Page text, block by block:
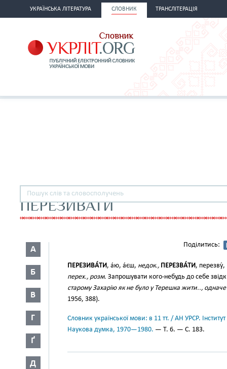
УКРАЇНСЬКА ЛІТЕРАТУРА СЛОВНИК ТРАНСЛІТЕРАЦІЯ
ПЕРЕЗИВАТИ
А
Б
В
Г
Ґ
Д
Поділитись:
ПЕРЕЗИВА́ТИ, а́ю, а́єш, недок., ПЕРЕЗВА́ТИ,
перех., розм. Запрошувати кого-небудь до себе
старому Захарію як не було у Терешка жити..,
1956, 388).
Словник української мови: в 11 тт. / АН УРСР.
Наукова думка, 1970—1980. — Т. 6. — С. 183.